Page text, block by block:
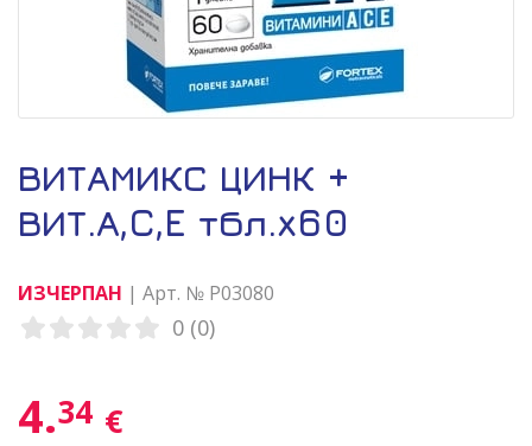
ВИТАМИКС ЦИНК +
ВИТ.А,C,E тбл.x60
ИЗЧЕРПАН | Арт. № P03080
0 (0)
4.34 €